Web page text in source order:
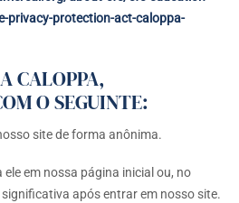
privacy-protection-act-caloppa-
CALOPPA,
O SEGUINTE:
site de forma anônima.
em nossa página inicial ou, no
após entrar em nosso site.